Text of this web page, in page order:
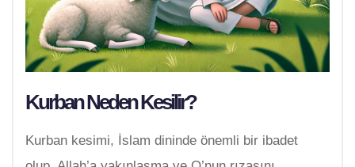
Kurban Neden Kesilir?
Kurban kesimi, İslam dininde önemli bir ibadet